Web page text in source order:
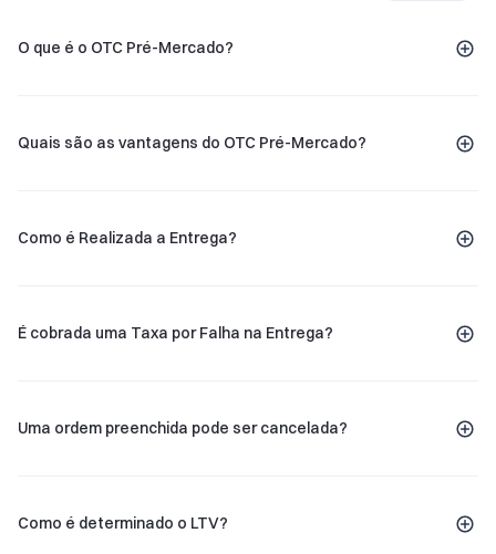
O que é o OTC Pré-Mercado?
Quais são as vantagens do OTC Pré-Mercado?
Como é Realizada a Entrega?
É cobrada uma Taxa por Falha na Entrega?
Uma ordem preenchida pode ser cancelada?
Como é determinado o LTV?